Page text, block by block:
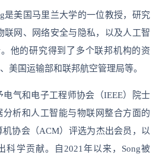
是美国马里兰大学的一位教授，研究
联网、网络安全与隐私，以及人工智
他的研究得到了多个联邦机构的资
美国运输部和联邦航空管理局等。
电气和电子工程师协会（IEEE）院士
析和人工智能与物联网整合方面的
协会（ACM）评选为杰出会员，以
科学贡献。自2021年以来，Song被